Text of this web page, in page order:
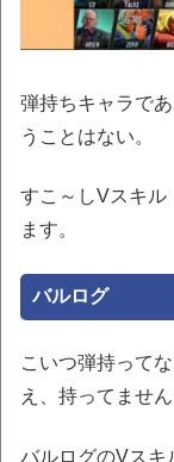
弾持ちキャラで
うことはない。
すこ～しVスキ
ます。
バルログ
こいつ弾持って
え、持ってません
バルログのVスキ